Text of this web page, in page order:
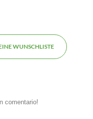
WUNSCHLISTE
comentario!